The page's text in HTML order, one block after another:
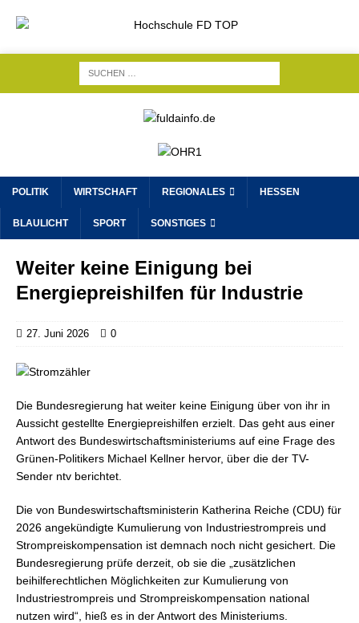
POLITIK WIRTSCHAFT REGIONALES HESSEN
BLAULICHT SPORT SONSTIGES
Weiter keine Einigung bei
Energiepreishilfen für Industrie
27. Juni 2026 0
Die Bundesregierung hat weiter keine Einigung über von ihr in
Aussicht gestellte Energiepreishilfen erzielt. Das geht aus einer
Antwort des Bundeswirtschaftsministeriums auf eine Frage des
Grünen-Politikers Michael Kellner hervor, über die der TV-
Sender ntv berichtet.
Die von Bundeswirtschaftsministerin Katherina Reiche (CDU) für
2026 angekündigte Kumulierung von Industriestrompreis und
Strompreiskompensation ist demnach noch nicht gesichert. Die
Bundesregierung prüfe derzeit, ob sie die „zusätzlichen
beihilferechtlichen Möglichkeiten zur Kumulierung von
Industriestrompreis und Strompreiskompensation national
nutzen wird“, hieß es in der Antwort des Ministeriums.